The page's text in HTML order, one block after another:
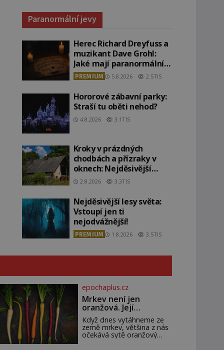
Paranormální jevy
Herec Richard Dreyfuss a
muzikant Dave Grohl:
Jaké mají paranormální
zážitky?
PREMIUM 5.8.2026 2.5TIS
Hororové zábavní parky:
Straší tu oběti nehod?
4.8.2026 3.1TIS
Kroky v prázdných
chodbách a přízraky v
oknech: Nejděsivější
domy v Česku budí hrůzu
2.8.2026 3.3TIS
Nejděsivější lesy světa:
Vstoupí jen ti
nejodvážnější!
PREMIUM 1.8.2026 3.5TIS
epochaplus.cz
Mrkev není jen
oranžová. Její
neuvěřitelný příběh
začíná fialovou barvou
Když dnes vytáhneme ze
země mrkev, většina z nás
očekává sytě oranžový